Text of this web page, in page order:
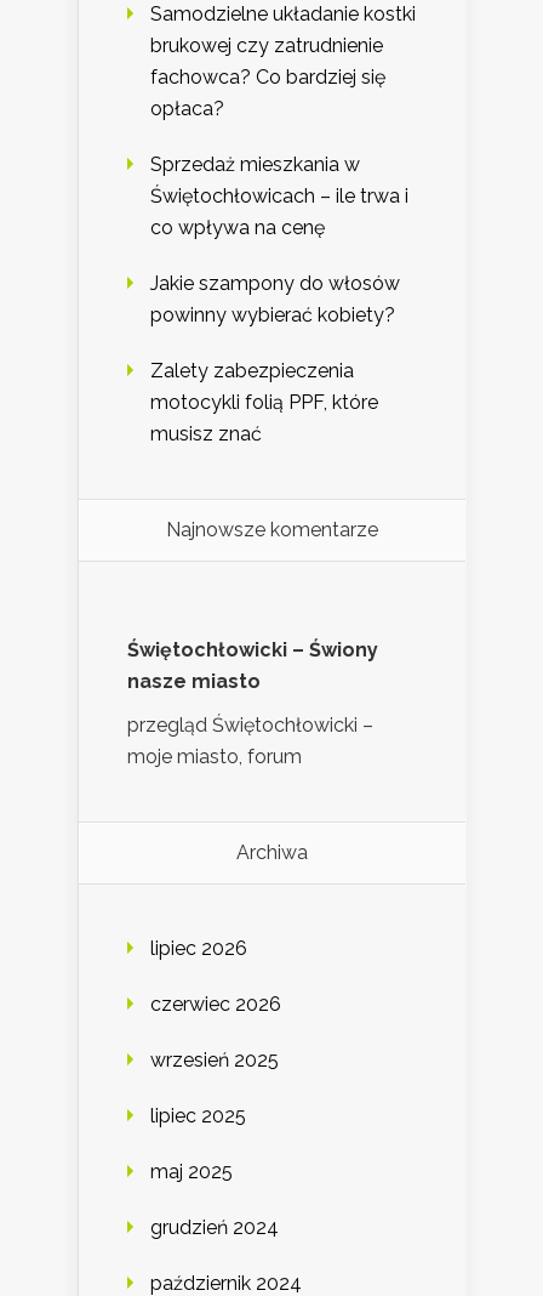
Samodzielne układanie kostki
brukowej czy zatrudnienie
fachowca? Co bardziej się
opłaca?
Sprzedaż mieszkania w
Świętochłowicach – ile trwa i
co wpływa na cenę
Jakie szampony do włosów
powinny wybierać kobiety?
Zalety zabezpieczenia
motocykli folią PPF, które
musisz znać
Najnowsze komentarze
Świętochłowicki – Świony
nasze miasto
przegląd Świętochłowicki –
moje miasto, forum
Archiwa
lipiec 2026
czerwiec 2026
wrzesień 2025
lipiec 2025
maj 2025
grudzień 2024
październik 2024